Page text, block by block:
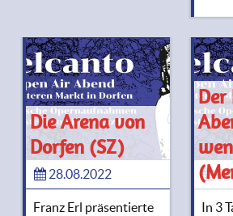
Die Arena von
Dorfen (SZ)
28.08.2022
Franz Erl präsentierte
Der
In 3